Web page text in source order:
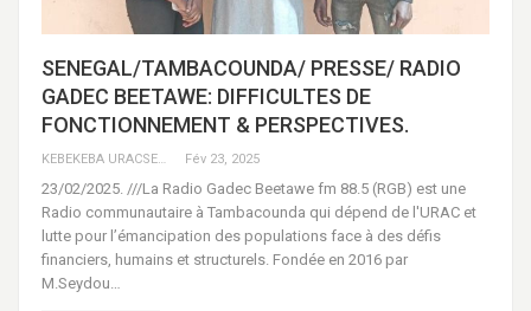
SENEGAL/TAMBACOUNDA/ PRESSE/ RADIO
GADEC BEETAWE: DIFFICULTES DE
FONCTIONNEMENT & PERSPECTIVES.
KEBEKEBA URACSENEGAL / RADIO GADECBEETAWE FM Fév 23, 2025
23/02/2025. ///La Radio Gadec Beetawe fm 88.5 (RGB) est une
Radio communautaire à Tambacounda qui dépend de l'URAC et
lutte pour l’émancipation des populations face à des défis
financiers, humains et structurels. Fondée en 2016 par
M.Seydou…